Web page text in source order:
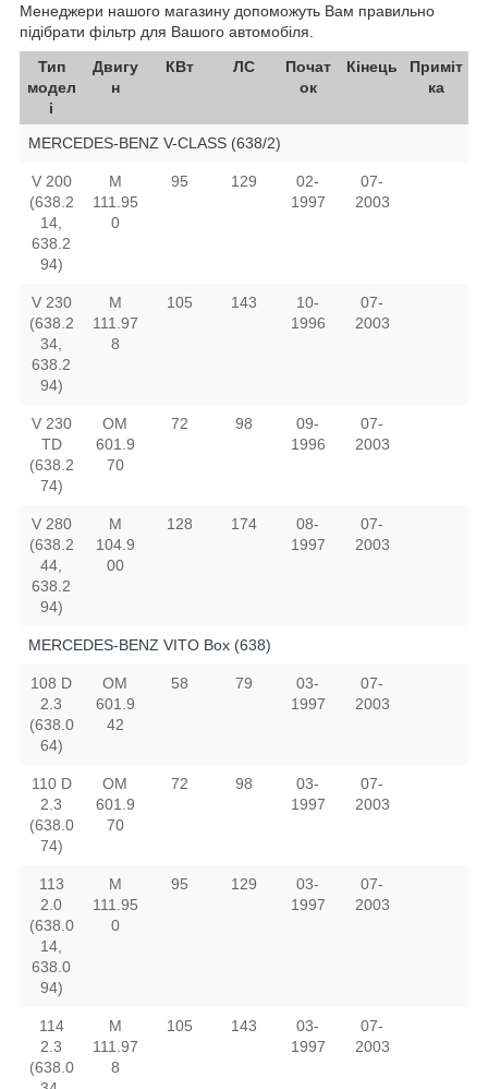
Менеджери нашого магазину допоможуть Вам правильно
підібрати фільтр для Вашого автомобіля.
Тип
модел
і
Двигу
н
КВт ЛС
Почат
ок
Кінець
Приміт
ка
MERCEDES-BENZ V-CLASS (638/2)
V 200
(638.2
14,
638.2
94)
M
111.95
0
95 129
02-
1997
07-
2003
V 230
(638.2
34,
638.2
94)
M
111.97
8
105 143
10-
1996
07-
2003
V 230
TD
(638.2
74)
OM
601.9
70
72 98
09-
1996
07-
2003
V 280
(638.2
44,
638.2
94)
M
104.9
00
128 174
08-
1997
07-
2003
MERCEDES-BENZ VITO Box (638)
108 D
2.3
(638.0
64)
OM
601.9
42
58 79
03-
1997
07-
2003
110 D
2.3
(638.0
74)
OM
601.9
70
72 98
03-
1997
07-
2003
113
2.0
(638.0
14,
638.0
94)
M
111.95
0
95 129
03-
1997
07-
2003
114
2.3
(638.0
M
111.97
8
105 143
03-
1997
07-
2003